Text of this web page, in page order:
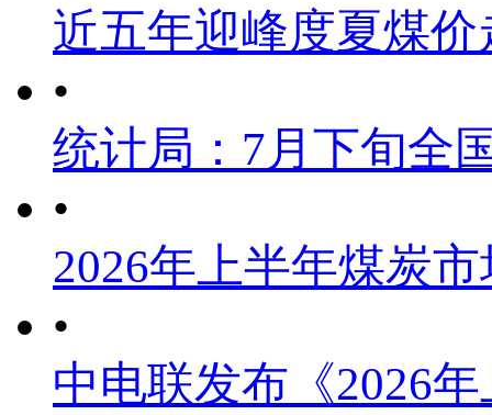
近五年迎峰度夏煤价
•
统计局：7月下旬全
•
2026年上半年煤炭
•
中电联发布《2026